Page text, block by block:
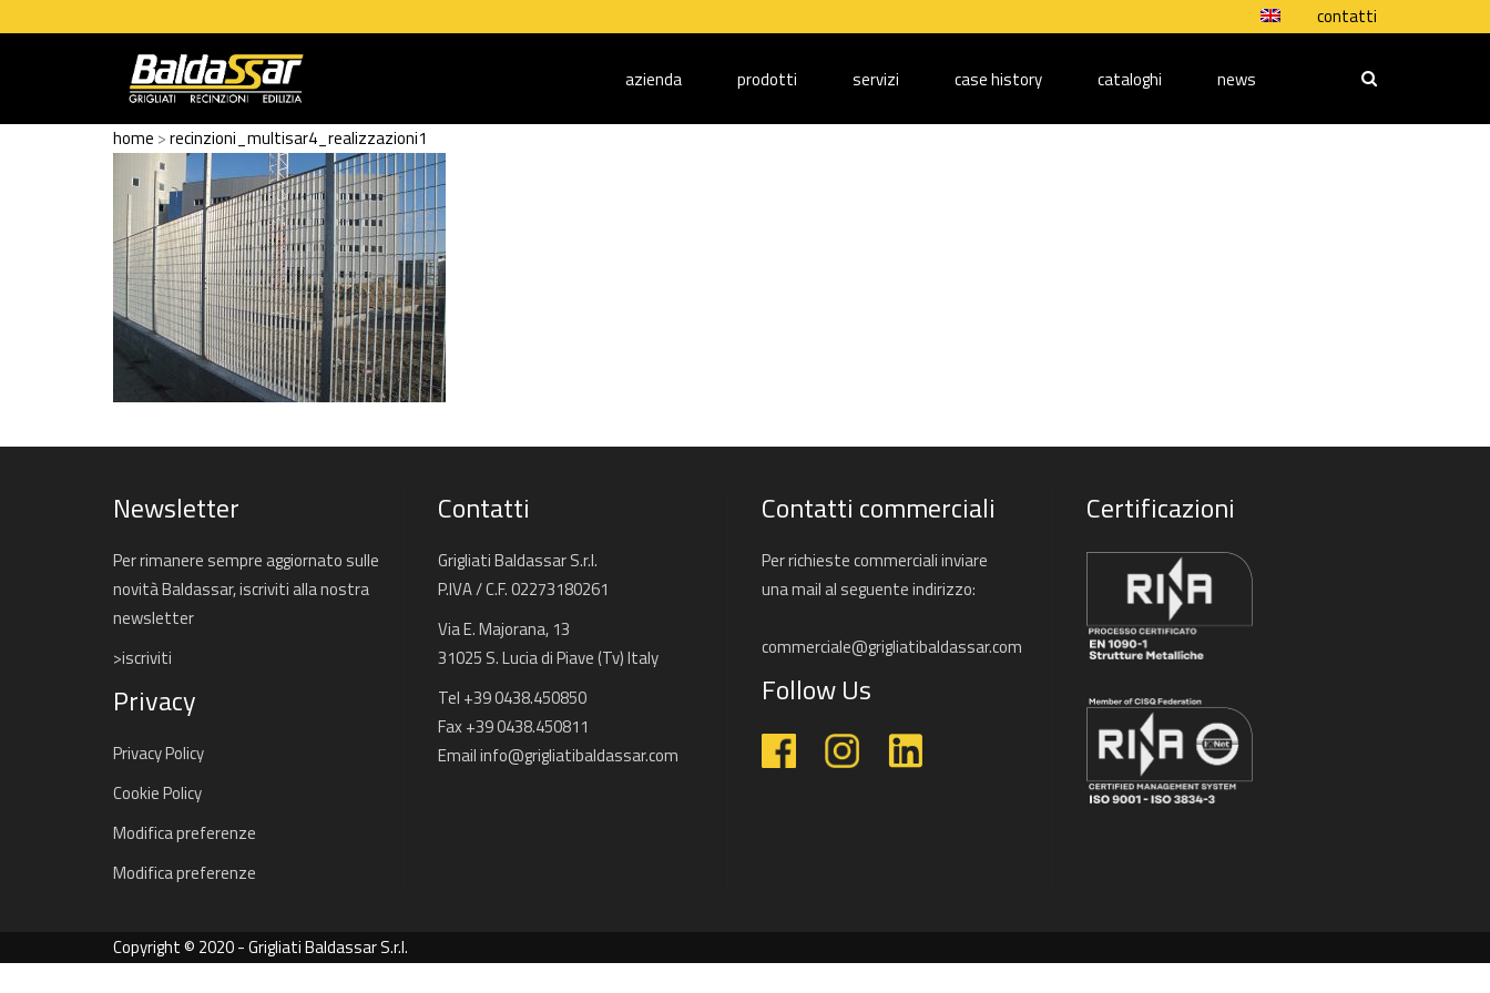
contatti
azienda prodotti servizi case history cataloghi news
home >recinzioni_multisar4_realizzazioni1
Newsletter
Per rimanere sempre aggiornato sulle
novità Baldassar, iscriviti alla nostra
newsletter
>iscriviti
Privacy
Privacy Policy
Cookie Policy
Modifica preferenze
Modifica preferenze
Contatti
Grigliati Baldassar S.r.l.
P.IVA / C.F. 02273180261
Via E. Majorana, 13
31025 S. Lucia di Piave (Tv) Italy
Tel +39 0438.450850
Fax +39 0438.450811
Emailinfo@grigliatibaldassar.com
Contatti commerciali
Per richieste commerciali inviare
una mail al seguente indirizzo:
commerciale@grigliatibaldassar.com
Follow Us
Certificazioni
Copyright © 2020 - Grigliati Baldassar S.r.l.